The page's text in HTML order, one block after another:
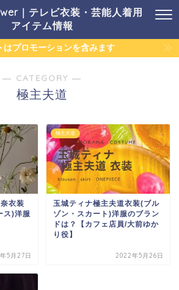
｜テレビ衣装・芸能人着用
アイテム情報
はプロモーションを含みます
― CATEGORY ―
極主夫道
衣装
ス)洋服
5月27日
極主夫道
玉城ティナ極主夫道衣装(ブル
ゾン・スカート)洋服のブラン
ドは？【カフェ店員/大前ゆか
り役】
2022年5月26日